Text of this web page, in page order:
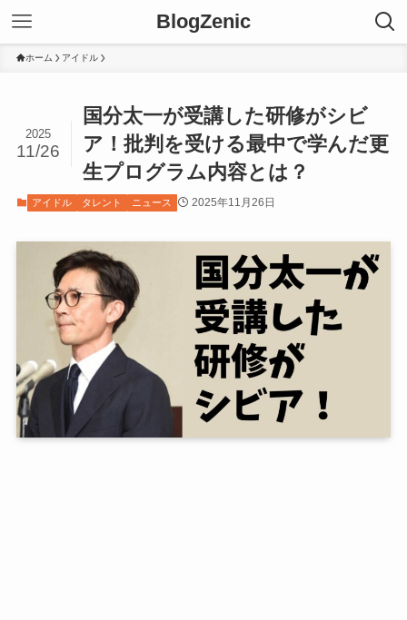
BlogZenic
ホーム アイドル
国分太一が受講した研修がシビ
ア！批判を受ける最中で学んだ更
生プログラム内容とは？
2025
11/26
アイドル タレント ニュース 2025年11月26日